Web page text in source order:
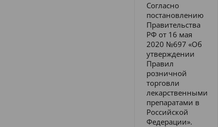
Согласно
постановлению
Правительства
РФ от 16 мая
2020 №697 «Об
утверждении
Правил
розничной
торговли
лекарственными
препаратами в
Российской
Федерации».